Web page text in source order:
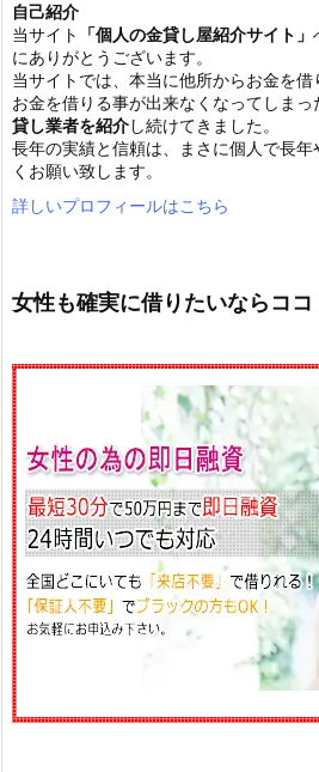
自己紹介
当サイト
「個人の金貸し屋紹介サイト」
にありがとうございます。
当サイトでは、本当に他所からお金を
お金を借りる事が出来なくなってしまっ
貸し業者を紹介し続けてきました。
長年の実績と信頼は、まさに個人で長
くお願い致します。
詳しいプロフィールはこちら
女性も確実に借りたいならココ